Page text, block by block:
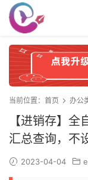
当前位置： 首页 办公
【进销存】
汇总查询，不
2023-04-04